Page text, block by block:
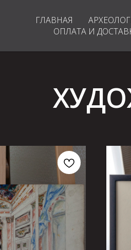
ГЛАВНАЯ
ОПЛАТА И